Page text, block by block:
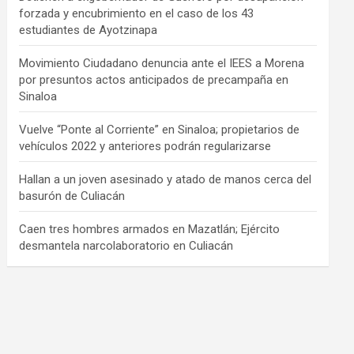
forzada y encubrimiento en el caso de los 43
estudiantes de Ayotzinapa
Movimiento Ciudadano denuncia ante el IEES a Morena
por presuntos actos anticipados de precampaña en
Sinaloa
Vuelve “Ponte al Corriente” en Sinaloa; propietarios de
vehículos 2022 y anteriores podrán regularizarse
Hallan a un joven asesinado y atado de manos cerca del
basurón de Culiacán
Caen tres hombres armados en Mazatlán; Ejército
desmantela narcolaboratorio en Culiacán